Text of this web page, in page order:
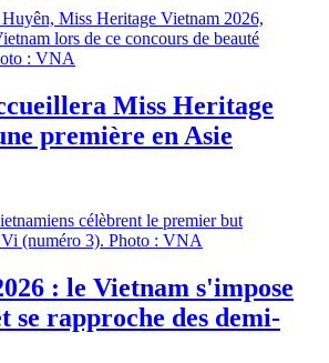
Miss Heritage
première en Asie
: le Vietnam s'impose
se rapproche des demi-